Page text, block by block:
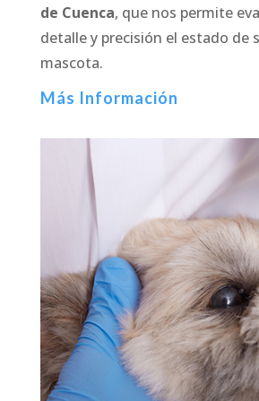
de Cuenca, que nos permite
detalle y precisión el estado de
mascota.
Más Información